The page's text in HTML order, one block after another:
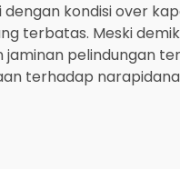
kondisi over
terbatas. Meski
pelindungan
terhadap